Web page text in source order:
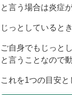
と言う場合は炎症
じっとしていると
ご自身でもじっと
と言うことなので
これを1つの目安と